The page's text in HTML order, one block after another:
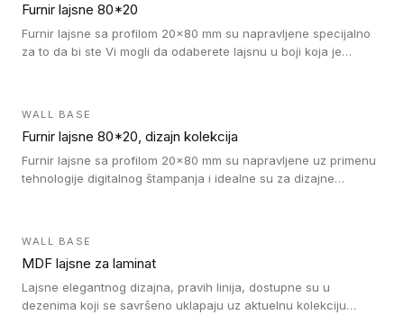
Furnir lajsne 80*20
Furnir lajsne sa profilom 20x80 mm su napravljene specijalno
za to da bi ste Vi mogli da odaberete lajsnu u boji koja je
WALL BASE
Furnir lajsne 80*20, dizajn kolekcija
Furnir lajsne sa profilom 20x80 mm su napravljene uz primenu
tehnologije digitalnog štampanja i idealne su za dizajne
WALL BASE
MDF lajsne za laminat
Lajsne elegantnog dizajna, pravih linija, dostupne su u
dezenima koji se savršeno uklapaju uz aktuelnu kolekciju